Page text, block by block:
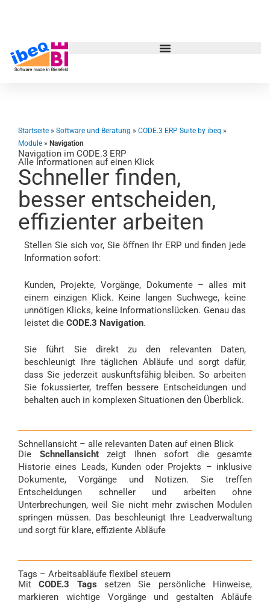
Startseite » Software und Beratung » CODE.3 ERP Suite by ibeq »
Module » Navigation
Navigation im CODE.3 ERP
Alle Informationen auf einen Klick
Schneller finden,
besser entscheiden,
effizienter arbeiten
Stellen Sie sich vor, Sie öffnen Ihr ERP und finden jede
Information sofort:
Kunden, Projekte, Vorgänge, Dokumente – alles mit
einem einzigen Klick. Keine langen Suchwege, keine
unnötigen Klicks, keine Informationslücken. Genau das
leistet die CODE.3 Navigation.
Sie führt Sie direkt zu den relevanten Daten,
beschleunigt Ihre täglichen Abläufe und sorgt dafür,
dass Sie jederzeit auskunftsfähig bleiben. So arbeiten
Sie fokussierter, treffen bessere Entscheidungen und
behalten auch in komplexen Situationen den Überblick.
Schnellansicht – alle relevanten Daten auf einen Blick
Die Schnellansichtzeigt Ihnen sofort die gesamte
Historie eines Leads, Kunden oder Projekts – inklusive
Dokumente, Vorgänge und Notizen. Sie treffen
Entscheidungen schneller und arbeiten ohne
Unterbrechungen, weil Sie nicht mehr zwischen Modulen
springen müssen. Das beschleunigt Ihre Leadverwaltung
und sorgt für klare, effiziente Abläufe
Tags – Arbeitsabläufe flexibel steuern
MitCODE.3 Tags setzen Sie persönliche Hinweise,
markieren wichtige Vorgänge und gestalten Abläufe